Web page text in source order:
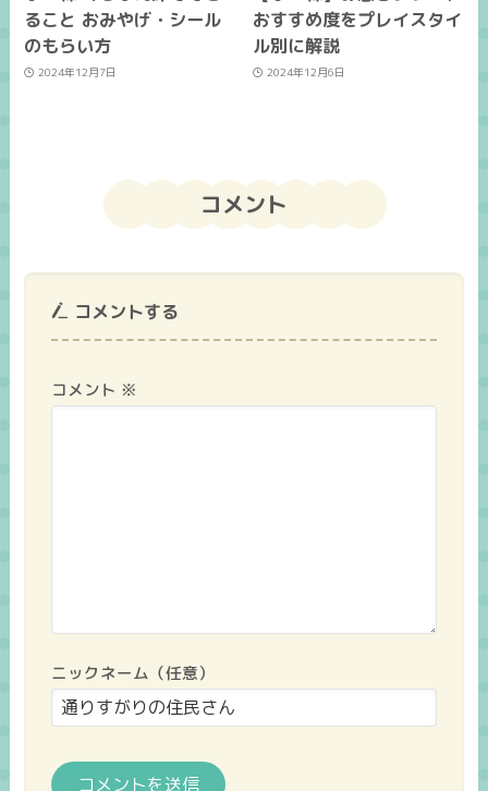
ること おみやげ・シール
のもらい方
2024年12月7日
おすすめ度をプレイスタイ
ル別に解説
2024年12月6日
コメント
コメントする
コメント ※
ニックネーム（任意）